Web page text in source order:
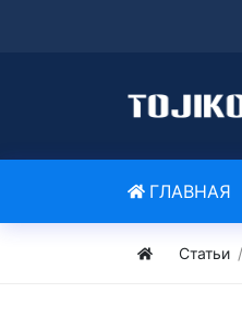
ГЛАВНАЯ
Статьи